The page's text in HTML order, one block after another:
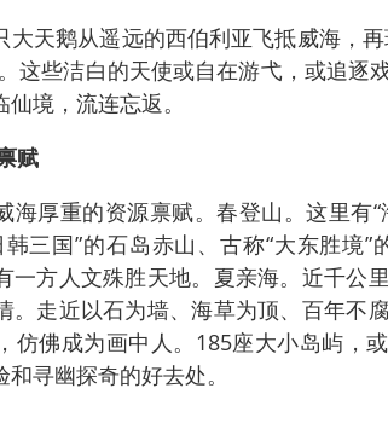
大天鹅从遥远的西伯利亚飞抵威海，
这些洁白的天使或自在游弋，或追逐
境，流连忘返。
赋
海厚重的资源禀赋。春登山。这里有“
三国”的石岛赤山、古称“大东胜境
一方人文殊胜天地。夏亲海。近千公
。走近以石为墙、海草为顶、百年不
佛成为画中人。185座大小岛屿，
寻幽探奇的好去处。